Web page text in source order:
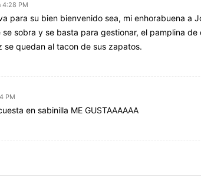
4:28 PM
para su bien bienvenido sea, mi enhorabuena a
sobra y se basta para gestionar, el pamplina de
se quedan al tacon de sus zapatos.
PM
en sabinilla ME GUSTAAAAAA